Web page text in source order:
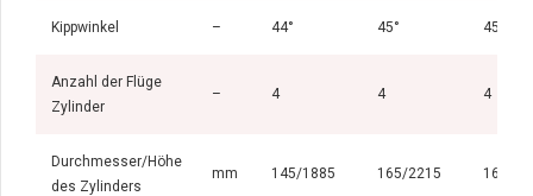
Kippwinkel – 44° 45° 45°
Anzahl der Flüge
Zylinder
– 4 4 4
Durchmesser/Höhe
des Zylinders
mm 145/1885 165/2215 165/